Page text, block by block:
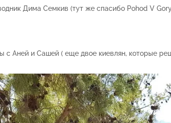
Дима Семкив (тут же спасибо Pohod V
с Аней и Сашей ( еще двое киевлян, которые